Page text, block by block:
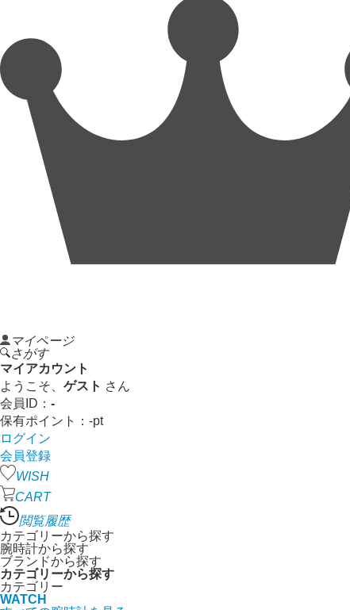
マイページ
さがす
マイアカウント
ようこそ、 ゲスト さん
会員ID： -
保有ポイント： -pt
ログイン
会員登録
WISH
CART
閲覧履歴
カテゴリーから探す
腕時計から探す
ブランドから探す
カテゴリーから探す
カテゴリー
WATCH